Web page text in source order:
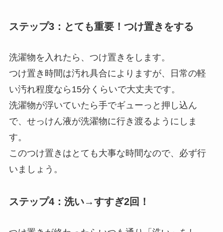
ステップ3：とても重要！つけ置きをする
洗濯物を入れたら、つけ置きをします。
つけ置き時間は汚れ具合によりますが、日常の軽
い汚れ程度なら15分くらいで大丈夫です。
洗濯物が浮いていたら手でギューっと押し込ん
で、せっけん液が洗濯物に行き渡るようにしま
す。
このつけ置きはとても大事な時間なので、必ず行
いましょう。
ステップ4：洗い→すすぎ2回！